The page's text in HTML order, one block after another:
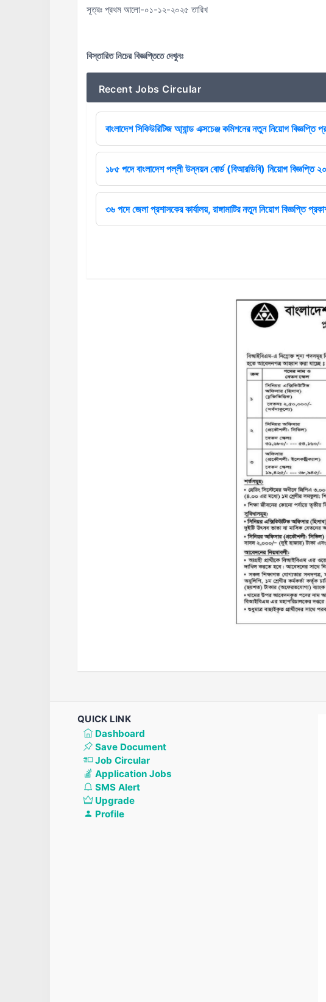
সূত্রঃ প্রথম আলো-০১-১২-২০২৫ তারিখ
বিস্তারিত নিচের বিজ্ঞপ্তিতে দেখুনঃ
Recent Jobs Circular
বাংলাদেশ সিকিউরিটিজ আ্যান্ড এক্সচেঞ্জ কমিশনের নতুন নিয়োগ বিজ্ঞপ্তি
১৮৫ পদে বাংলাদেশ পল্লী উন্নয়ন বোর্ড (বিআরডিবি) নিয়োগ বিজ্ঞপ্তি
৩৬ পদে জেলা প্রশাসকের কার্যালয়, রাঙ্গামাটির নতুন নিয়োগ বিজ্ঞপ্তি
QUICK LINK
Dashboard
Save Document
Job Circular
Application Jobs
SMS Alert
Upgrade
Profile